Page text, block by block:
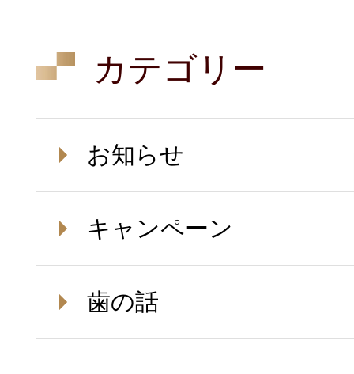
カテゴリー
お知らせ
キャンペーン
歯の話